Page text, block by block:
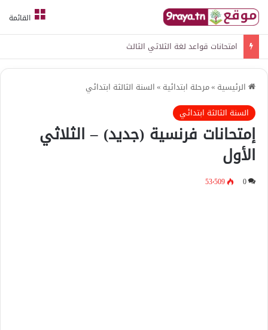
القائمة
امتحانات قواعد لغة الثلاثي الثالث
الرئيسية »مرحلة ابتدائية »السنة الثالثة ابتدائي
السنة الثالثة ابتدائي
إمتحانات فرنسية (جديد) – الثلاثي
الأول
0 53٬509